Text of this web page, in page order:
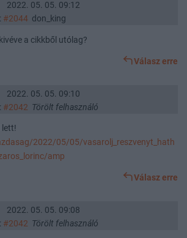
2022. 05. 05. 09:12
#2044don_king
a cikkből utólag?
Válasz erre
2022. 05. 05. 09:10
#2042 Törölt felhasználó
lett!
2022/05/05/vasarolj_reszvenyt_hath
amp
Válasz erre
2022. 05. 05. 09:08
#2042 Törölt felhasználó